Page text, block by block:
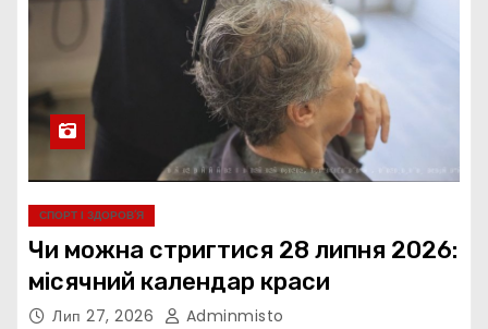
СПОРТ І ЗДОРОВ’Я
Чи можна стригтися 28 липня 2026:
місячний календар краси
Лип 27, 2026 Adminmisto